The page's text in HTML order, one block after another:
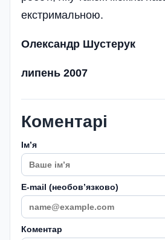
екстримальною.
Олександр Шустерук
липень 2007
Коментарі
Імʼя
E-mail (необовʼязково)
Коментар